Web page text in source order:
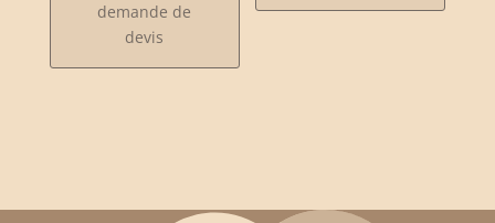
demande de
devis